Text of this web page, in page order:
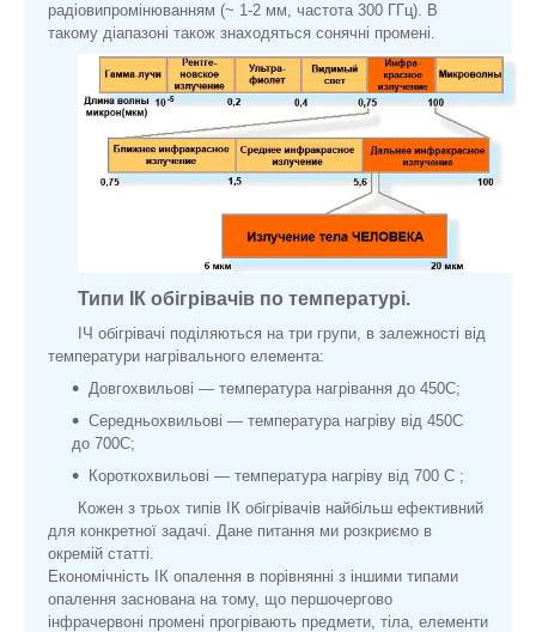
радіовипромінюванням (~ 1-2 мм, частота 300 ГГц). В
такому діапазоні також знаходяться сонячні промені.
Типи ІК обігрівачів по температурі.
ІЧ обігрівачі поділяються на три групи, в залежності від
температури нагрівального елемента:
Довгохвильові — температура нагрівання до 450С;
Середньохвильові — температура нагріву від 450С
до 700С;
Короткохвильові — температура нагріву від 700 С ;
Кожен з трьох типів ІК обігрівачів найбільш ефективний
для конкретної задачі. Дане питання ми розкриємо в
окремій статті.
Економічність ІК опалення в порівнянні з іншими типами
опалення заснована на тому, що першочергово
інфрачервоні промені прогрівають предмети, тіла, елементи